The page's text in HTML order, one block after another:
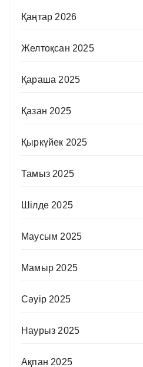
Қаңтар 2026
Желтоқсан 2025
Қараша 2025
Қазан 2025
Қыркүйек 2025
Тамыз 2025
Шілде 2025
Маусым 2025
Мамыр 2025
Сәуір 2025
Наурыз 2025
Ақпан 2025